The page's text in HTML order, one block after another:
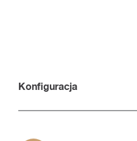
Konfiguracja